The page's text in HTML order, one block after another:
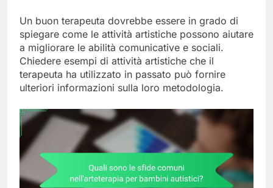
Un buon terapeuta dovrebbe essere in grado di
spiegare come le attività artistiche possono aiutare
a migliorare le abilità comunicative e sociali.
Chiedere esempi di attività artistiche che il
terapeuta ha utilizzato in passato può fornire
ulteriori informazioni sulla loro metodologia.